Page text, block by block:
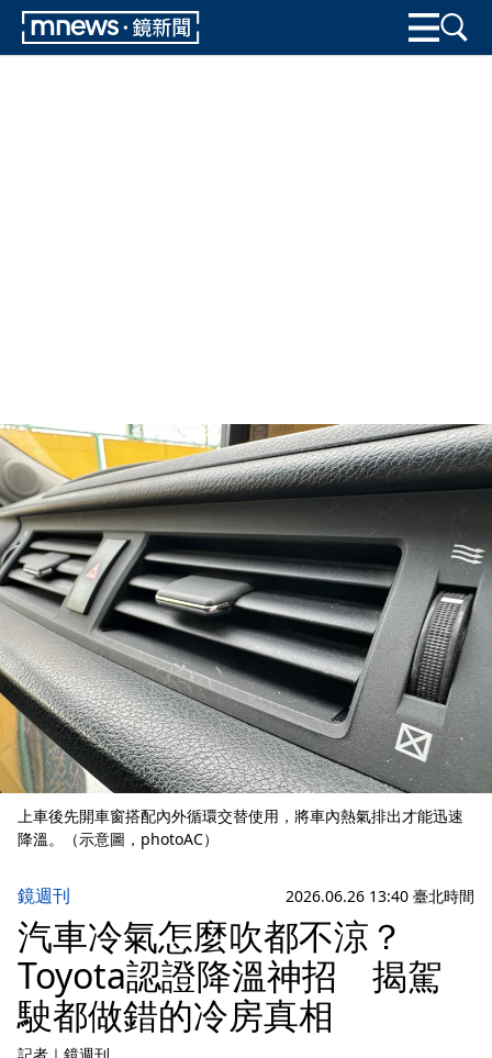
上車後先開車窗搭配內外循環交替使用，將車內熱氣排出才能迅速
降溫。（示意圖，photoAC）
鏡週刊 2026.06.26 13:40 臺北時間
汽車冷氣怎麼吹都不涼？
Toyota認證降溫神招 揭駕
駛都做錯的冷房真相